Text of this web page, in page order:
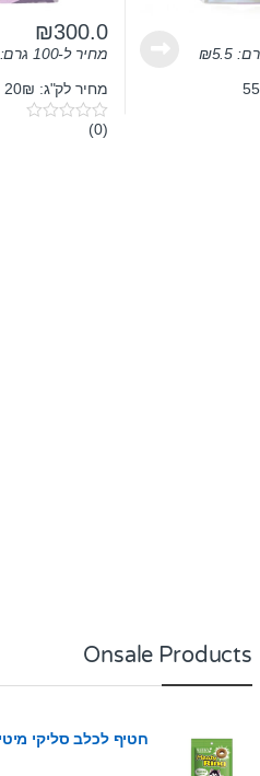
₪5.5
₪300.0
מחיר ל-100 גרם:
מחיר לק"ג: 20₪
0
(0)
Onsale Products
חטיף לכלב סליקי מיטי